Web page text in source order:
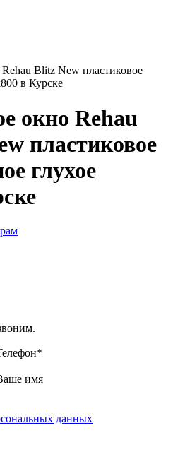
Blitz New пластиковое
в Курске
окно Rehau
пластиковое
глухое
*
имя
данных